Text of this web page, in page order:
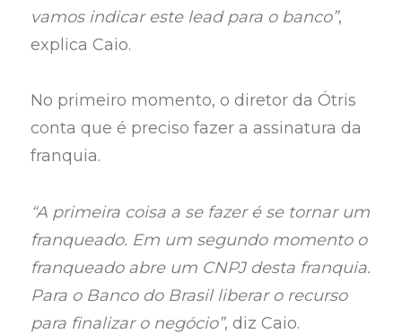
vamos indicar este lead para o banco”,
explica Caio.
No primeiro momento, o diretor da Ótris
conta que é preciso fazer a assinatura da
franquia.
“A primeira coisa a se fazer é se tornar um
franqueado. Em um segundo momento o
franqueado abre um CNPJ desta franquia.
Para o Banco do Brasil liberar o recurso
para finalizar o negócio”, diz Caio.